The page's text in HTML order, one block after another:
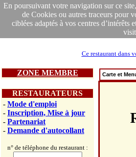
En poursuivant votre navigation sur ce
de Cookies ou autres traceurs pour
ciblées adaptés à vos centres d’intérêts
Ce restaurant dans
ZONE MEMBRE
RESTAURATEURS
- Mode d'emploi
- Inscription, Mise à jour
- Partenariat
- Demande d'autocollant
n° de téléphone du restaurant :
Carte et